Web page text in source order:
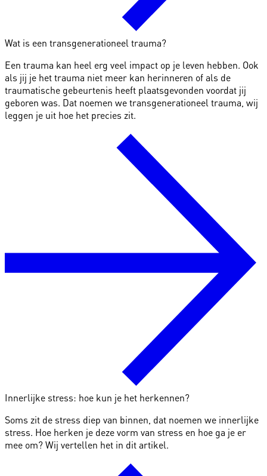
Wat is een transgenerationeel trauma?
Een trauma kan heel erg veel impact op je leven hebben. Ook
als jij je het trauma niet meer kan herinneren of als de
traumatische gebeurtenis heeft plaatsgevonden voordat jij
geboren was. Dat noemen we transgenerationeel trauma, wij
leggen je uit hoe het precies zit.
Innerlijke stress: hoe kun je het herkennen?
Soms zit de stress diep van binnen, dat noemen we innerlijke
stress. Hoe herken je deze vorm van stress en hoe ga je er
mee om? Wij vertellen het in dit artikel.